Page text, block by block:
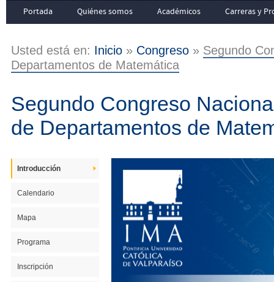
Portada Quiénes somos Académicos Carreras y
Usted está en: Inicio » Congreso » Segundo
Departamentos de Matemática
Segundo Congreso
de Departamentos de
Introducción
Calendario
Mapa
Programa
Inscripción